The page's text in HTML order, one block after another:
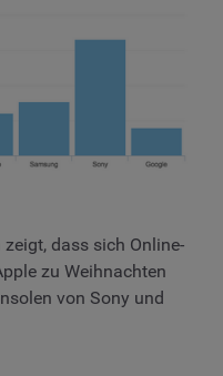
dass sich Online-
zu Weihnachten
von Sony und